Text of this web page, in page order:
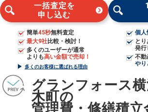
一括査定を
申し込む
簡単45秒無料査定
最大9社比較・検討！
多くのユーザーが通常
よりも高い金額で売却！
多くのお客様に選ばれる理由
個人
と
発行
不動
やり
グランフォース
木町の
管理費・修繕積立